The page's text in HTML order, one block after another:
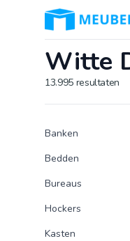
Logo
Witte
13.995 resultaten
Producten
Product
Banken
Bedden
Bureaus
Hockers
Kasten